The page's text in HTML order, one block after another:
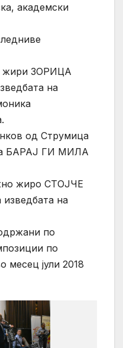
академски
жири ЗОРИЦА
на
од Струмица
БАРАЈ ГИ МИЛА
жиро СТОЈЧЕ
на
по
по
месец јули 2018